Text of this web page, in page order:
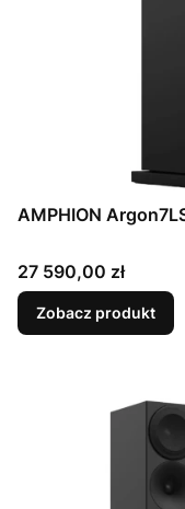
AMPHION
Cena
27 590,00 zł
Zobacz produkt